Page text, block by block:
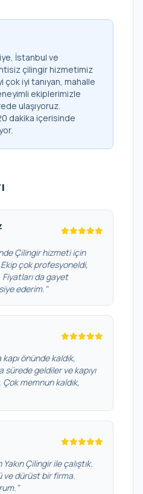
İstanbul ve
çilingir hizmetimiz
çok iyi tanıyan, mahalle
ekiplerimizle
ulaşıyoruz.
dakika içerisinde
Çilingir hizmeti için
Ekip çok profesyoneldi,
da gayet
ederim."
kapı önünde kaldık,
sürede geldiler ve kapıyı
memnun kaldık,
Çilingir ile çalıştık.
ve dürüst bir firma.